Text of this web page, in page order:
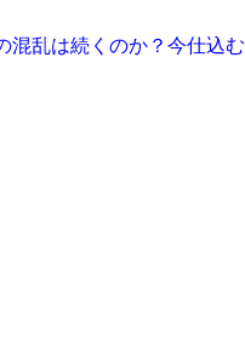
混乱は続くのか？今仕込む